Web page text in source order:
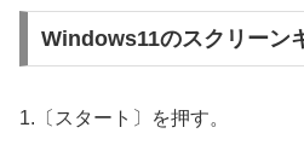
Windows11のスクリーン
1.〔スタート〕を押す。